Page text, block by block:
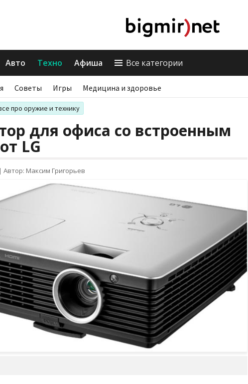
Авто Техно Афиша Все категории
Советы Игры Медицина и здоровье
про оружие и технику
для офиса со встроенным
LG
| Автор: Максим Григорьев